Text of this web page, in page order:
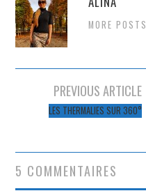
MORE POSTS
Navigation
PREVIOUS ARTICLE
LES THERMALIES SUR 360°
5 COMMENTAIRES